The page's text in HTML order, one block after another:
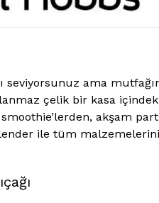
seviyorsunuz ama
çelik bir kasa
akşam
ile tüm